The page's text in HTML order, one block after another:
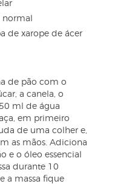
de xarope de ácer
de pão com o
a canela, o
ml de água
em primeiro
de uma colher e,
as mãos. Adiciona
e o óleo essencial
durante 10
a massa fique